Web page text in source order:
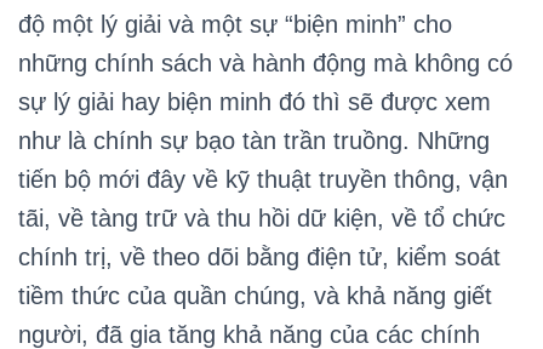
độ một lý giải và một sự “biện minh” cho
những chính sách và hành động mà không có
sự lý giải hay biện minh đó thì sẽ được xem
như là chính sự bạo tàn trần truồng. Những
tiến bộ mới đây về kỹ thuật truyền thông, vận
tãi, về tàng trữ và thu hồi dữ kiện, về tổ chức
chính trị, về theo dõi bằng điện tử, kiểm soát
tiềm thức của quần chúng, và khả năng giết
người, đã gia tăng khả năng của các chính